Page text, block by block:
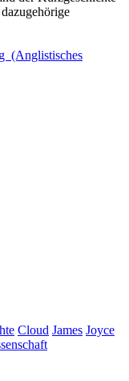
(Anglistisches
Cloud James Joyce